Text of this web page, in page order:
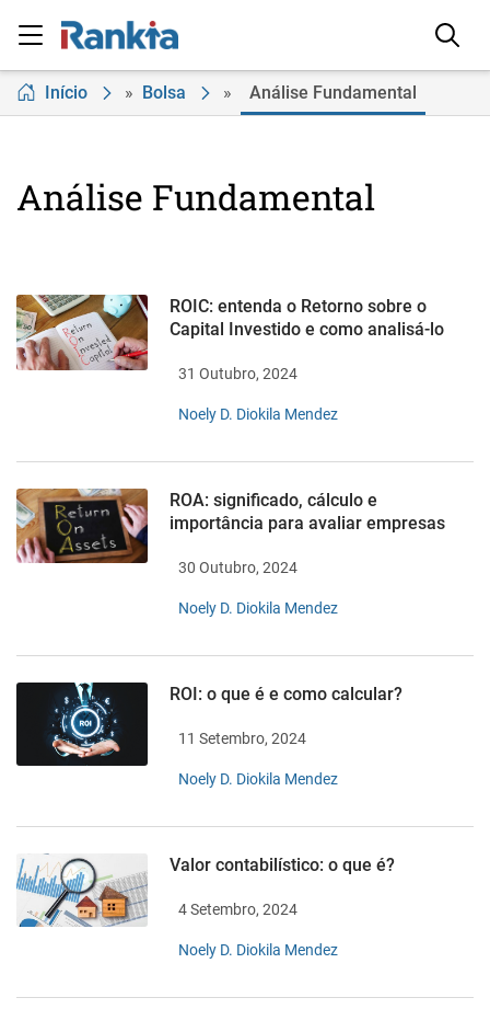
Início » Bolsa » Análise Fundamental
Análise Fundamental
ROIC: entenda o Retorno sobre o
Capital Investido e como analisá-lo
31 Outubro, 2024
Noely D. Diokila Mendez
ROA: significado, cálculo e
importância para avaliar empresas
30 Outubro, 2024
Noely D. Diokila Mendez
ROI: o que é e como calcular?
11 Setembro, 2024
Noely D. Diokila Mendez
Valor contabilístico: o que é?
4 Setembro, 2024
Noely D. Diokila Mendez